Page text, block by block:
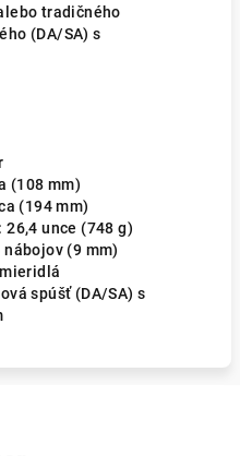
tradičného
(DA/SA) s
(108 mm)
(194 mm)
unce (748 g)
(9 mm)
spúšť (DA/SA) s